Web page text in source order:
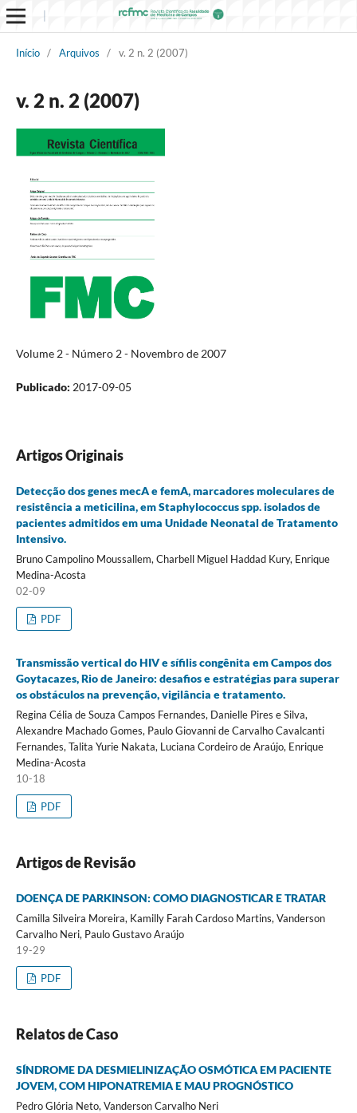
Início / Arquivos / v. 2 n. 2 (2007)
v. 2 n. 2 (2007)
Volume 2 - Número 2 - Novembro de 2007
Publicado: 2017-09-05
Artigos Originais
Detecção dos genes mecA e femA, marcadores moleculares de
resistência a meticilina, em Staphylococcus spp. isolados de
pacientes admitidos em uma Unidade Neonatal de Tratamento
Intensivo.
Bruno Campolino Moussallem, Charbell Miguel Haddad Kury, Enrique
Medina-Acosta
02-09
PDF
Transmissão vertical do HIV e sífilis congênita em Campos dos
Goytacazes, Rio de Janeiro: desafios e estratégias para superar
os obstáculos na prevenção, vigilância e tratamento.
Regina Célia de Souza Campos Fernandes, Danielle Pires e Silva,
Alexandre Machado Gomes, Paulo Giovanni de Carvalho Cavalcanti
Fernandes, Talita Yurie Nakata, Luciana Cordeiro de Araújo, Enrique
Medina-Acosta
10-18
PDF
Artigos de Revisão
DOENÇA DE PARKINSON: COMO DIAGNOSTICAR E TRATAR
Camilla Silveira Moreira, Kamilly Farah Cardoso Martins, Vanderson
Carvalho Neri, Paulo Gustavo Araújo
19-29
PDF
Relatos de Caso
SÍNDROME DA DESMIELINIZAÇÃO OSMÓTICA EM PACIENTE
JOVEM, COM HIPONATREMIA E MAU PROGNÓSTICO
Pedro Glória Neto, Vanderson Carvalho Neri